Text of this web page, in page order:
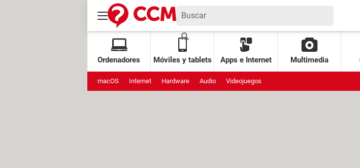
Ordenadores Móviles y tablets Apps e Internet Multimedia
macOS Internet Hardware Audio Videojuegos